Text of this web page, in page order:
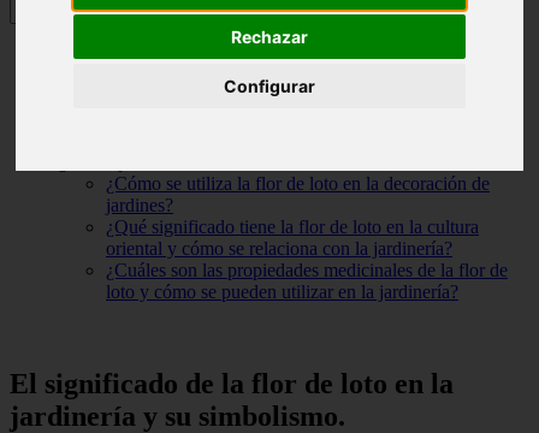
Rechazar
Configurar
El significado de la flor de loto en la jardinería y su
¿Cuál es el significado de la flor de loto para las mujeres?
¿Cómo se utiliza la flor de loto en la decoración de
jardines?
¿Qué significado tiene la flor de loto en la cultura
oriental y cómo se relaciona con la jardinería?
¿Cuáles son las propiedades medicinales de la flor de
loto y cómo se pueden utilizar en la jardinería?
El significado de la flor de loto en la
jardinería y su simbolismo.